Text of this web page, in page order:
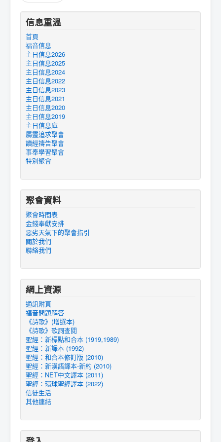
信息重溫
首頁
福音信息
主日信息2026
主日信息2025
主日信息2024
主日信息2022
主日信息2023
主日信息2021
主日信息2020
主日信息2019
主日信息庫
屬靈追求聚會
讀經禱告聚會
事奉學習聚會
特別聚會
聚會資料
聚會時間表
金錢奉獻安排
惡劣天氣下的聚會指引
關於我們
聯絡我們
網上資源
通訊附頁
福音問題解答
《詩歌》(增選本)
《詩歌》歌詞查閱
聖經：新標點和合本 (1919,1989)
聖經：新譯本 (1992)
聖經：和合本修訂版 (2010)
聖經：新漢語譯本-新約 (2010)
聖經：NET中文譯本 (2011)
聖經：環球聖經譯本 (2022)
信徒生活
其他連結